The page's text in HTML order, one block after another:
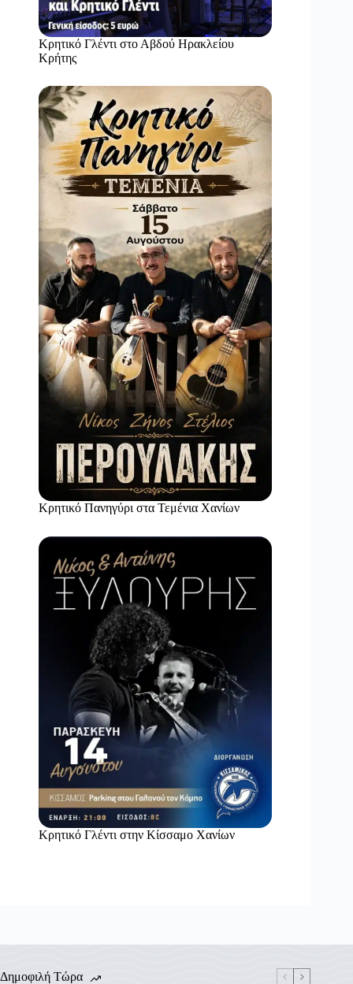
Κρητικό Γλέντι στο Αβδού Ηρακλείου
Κρήτης
Κρητικό Πανηγύρι στα Τεμένια Χανίων
Κρητικό Γλέντι στην Κίσσαμο Χανίων
Δημοφιλή Τώρα